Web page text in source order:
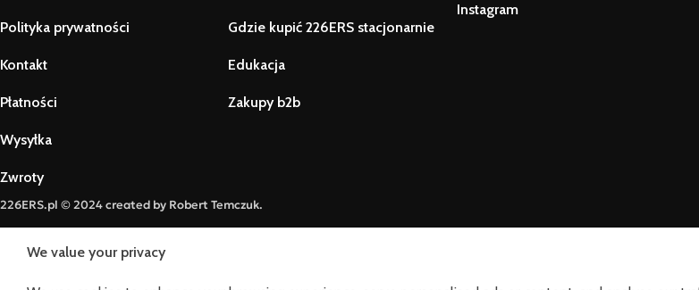
Polityka prywatności
Kontakt
Płatności
Wysyłka
Zwroty
Gdzie kupić 226ERS stacjonarnie
Edukacja
Zakupy b2b
Instagram
226ERS.pl © 2024 created by Robert Temczuk.
We value your privacy